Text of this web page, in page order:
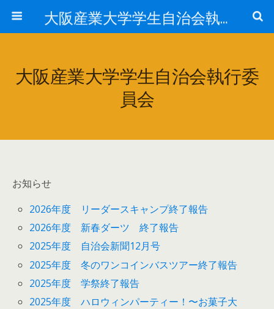
大阪産業大学学生自治会執行委員会
大阪産業大学学生自治会執行委
員会
お知らせ
2026年度 リーダースキャンプ終了報告
2026年度 新春ダーツ 終了報告
2025年度 自治会新聞12月号
2025年度 冬のワンコインバスツアー終了報告
2025年度 学祭終了報告
2025年度 ハロウィンパーティー！〜お菓子大